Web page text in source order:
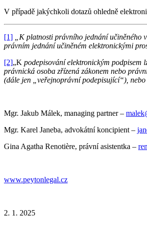
V případě jakýchkoli dotazů ohledně
[1] „K platnosti právního jednání učiněného
právním jednání učiněném elektronickými
[2]„K podepisování elektronickým podpisem
právnická osoba zřízená zákonem nebo
(dále jen „veřejnoprávní podepisující“),
Mgr. Jakub Málek, managing partner –
Mgr. Karel Janeba, advokátní koncipient –
Gina Agatha Renotière, právní asistentka –
www.peytonlegal.cz
2. 1. 2025